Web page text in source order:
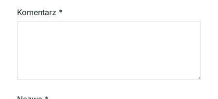
Komentarz *